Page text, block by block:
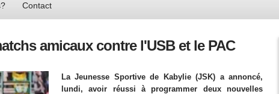
Contact
amicaux contre l'USB et le PAC
La Jeunesse Sportive de Kabylie (JSK) a annoncé,
lundi, avoir réussi à programmer deux nouvelles